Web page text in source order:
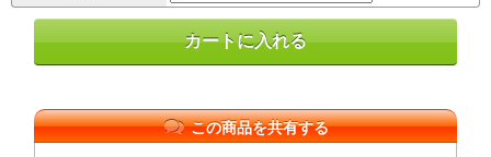
この商品を共有する